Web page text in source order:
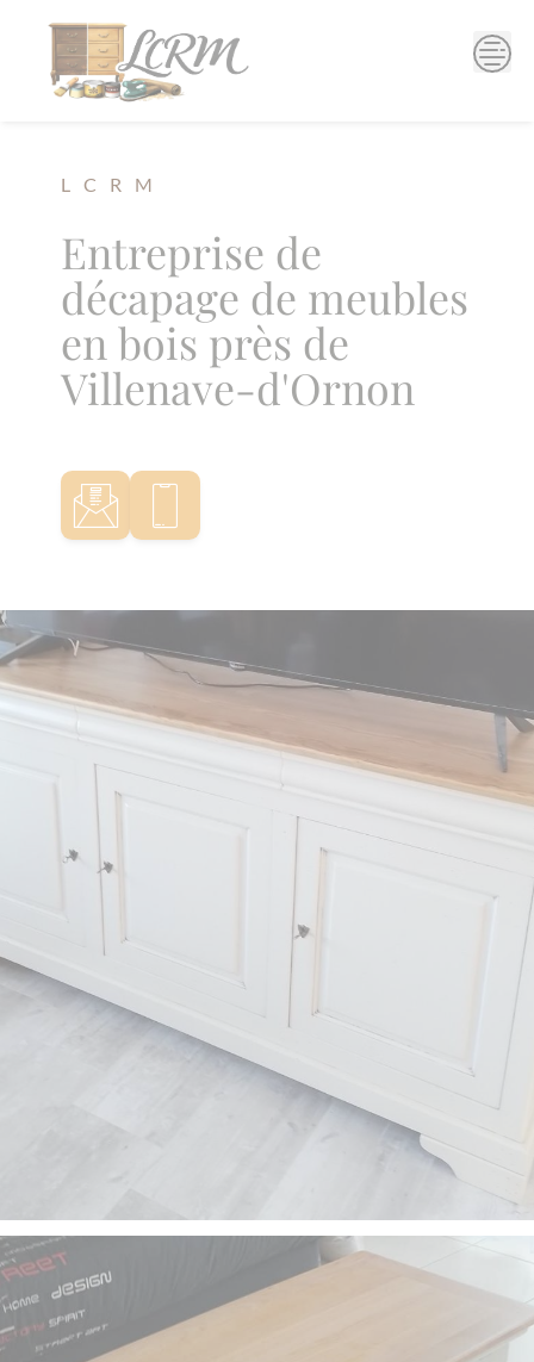
L C R M
Entreprise de
décapage de meubles
en bois près de
Villenave-d'Ornon